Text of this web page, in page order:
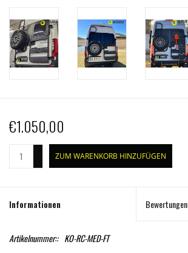
€1.050,00
ZUM WARENKORB HINZUFÜGEN
Informationen Bewertungen
Artikelnummer:: KO-RC-MED-FT